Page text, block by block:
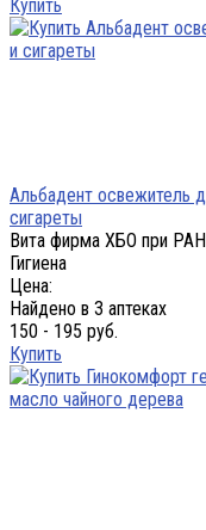
Купить
Альбадент освежитель
сигареты
Вита фирма ХБО при
Гигиена
Цена:
Найдено в 3 аптеках
150 - 195 руб.
Купить